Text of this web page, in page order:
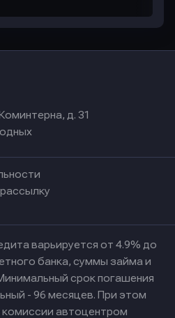
д. 31
варьируется от 4.9% до
банка, суммы займа и
срок погашения
- 96 месяцев. При этом
автоцентром